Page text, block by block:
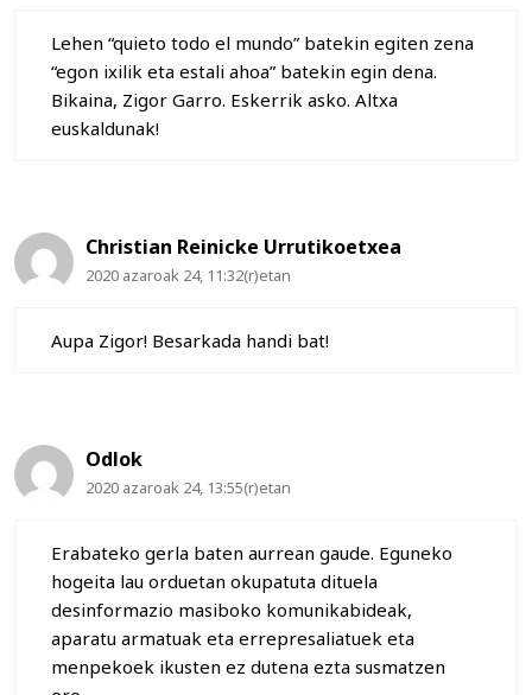
Lehen “quieto todo el mundo” batekin egiten zena
“egon ixilik eta estali ahoa” batekin egin dena.
Bikaina, Zigor Garro. Eskerrik asko. Altxa
euskaldunak!
Christian Reinicke Urrutikoetxea
2020 azaroak 24, 11:32(r)etan
Aupa Zigor! Besarkada handi bat!
Odlok
2020 azaroak 24, 13:55(r)etan
Erabateko gerla baten aurrean gaude. Eguneko
hogeita lau orduetan okupatuta dituela
desinformazio masiboko komunikabideak,
aparatu armatuak eta errepresaliatuek eta
menpekoek ikusten ez dutena ezta susmatzen